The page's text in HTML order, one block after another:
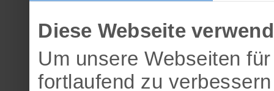
Diese Webseite
Um unsere Webseiten
fortlaufend zu